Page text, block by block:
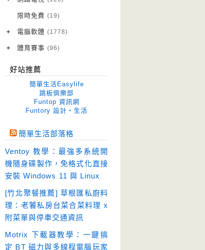
電視影集
電視節目
限時免費 (19)
+ 電腦軟體 (1778)
作業系統
優化軟體 (38)
光碟工具 (33)
免安裝 (641)
即時通訊 (23)
壓縮軟體 (9)
安全防護 (55)
影音播放 (51)
影音轉檔 (81)
教育學習 (23)
文書工具 (91)
+ 體育賽事 (96)
好站推薦
簡單生活Easylife
跳板俱樂部
Funtop 資訊網
Funtory 設計‧生活
簡單生活部落格
Ventoy 教學：最強多系統開
機隨身碟製作，免格式化直接
安裝 Windows 11 與 Linux
[竹北聚餐推薦] 草根匯私廚料
理：老饕私房台菜合菜料理 x
附菜單與停車交通資訊
Motrix 下載器教學：一鍵搞
定 BT 磁力與多線程電腦玩家